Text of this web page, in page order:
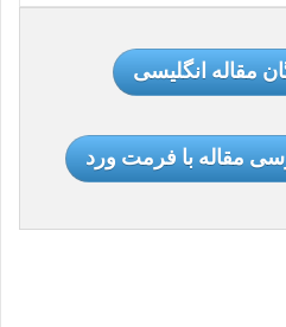
مقاله انگلیسی
مقاله با فرمت ورد